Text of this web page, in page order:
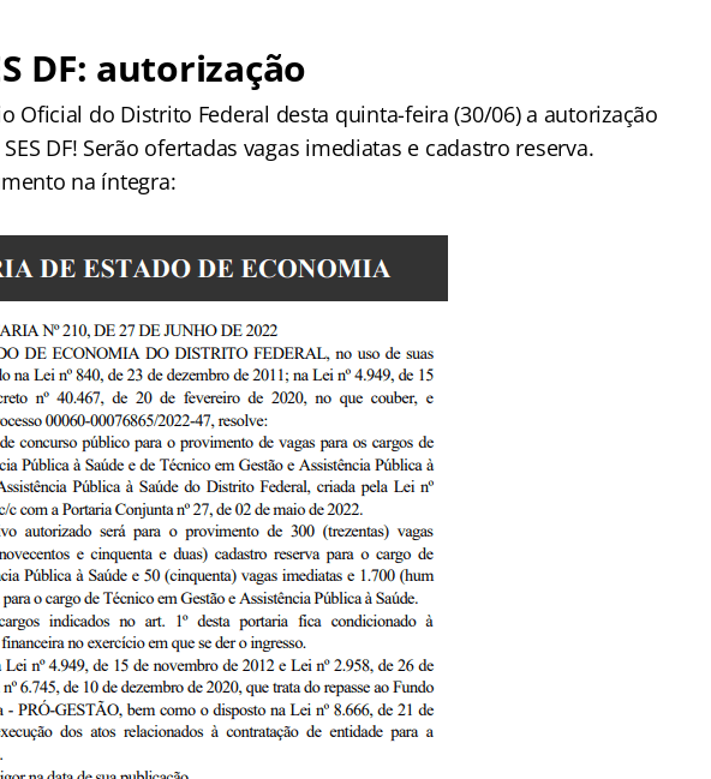
DF: autorização
Oficial do Distrito Federal desta quinta-feira (30/06) a autorização
DF! Serão ofertadas vagas imediatas e cadastro reserva.
na íntegra: